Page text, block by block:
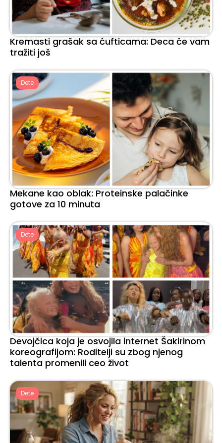
Kremasti grašak sa ćufticama: Deca će vam
tražiti još
Dete
Mekane kao oblak: Proteinske palačinke
gotove za 10 minuta
Dete
Devojčica koja je osvojila internet Šakirinom
koreografijom: Roditelji su zbog njenog
talenta promenili ceo život
Dete